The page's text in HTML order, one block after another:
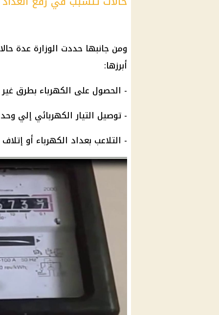
ومن جانبها حددت الوزارة عدة
أبرزها:
- الحصول على الكهرباء بطرق غير
- توصيل التيار الكهربائي إلي
- التلاعب بعداد الكهرباء أو